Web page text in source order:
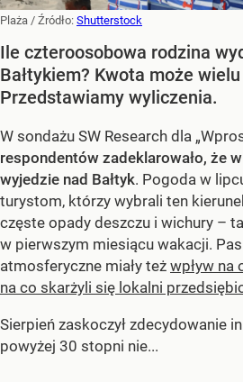
Plaża / Źródło: Shutterstock
Ile czteroosobowa rodzina
Bałtykiem? Kwota może
Przedstawiamy wyliczenia.
W sondażu SW Research dla
respondentów zadeklarowało, że
wyjedzie nad Bałtyk. Pogoda w
turystom, którzy wybrali ten
częste opady deszczu i wichury –
w pierwszym miesiącu wakacji.
atmosferyczne miały też wpływ na
na co skarżyli się lokalni
Sierpień zaskoczył zdecydowanie
powyżej 30 stopni nie...